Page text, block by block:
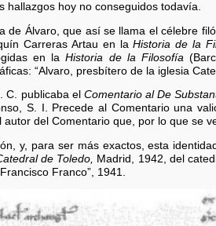
hallazgos hoy no conseguidos todavía.
de Álvaro, que así se llama el célebre
Carreras Artau en laHistoria de la
en laHistoria de la Filosofía
“Alvaro, presbítero de la iglesia
C. publicaba el Comentario al De
S. I. Precede al Comentario una
del Comentario que, por lo que se
y, para ser más exactos, esta
de Toledo,
Madrid, 1942, del
Franco”, 1941.